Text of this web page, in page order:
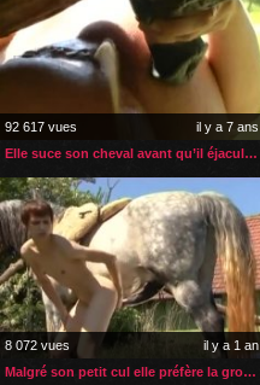
92 617 vues
il y a 7 ans
Elle suce son cheval avant qu’il éjacule dans son cul
8 072 vues
il y a 1 an
Malgré son petit cul elle préfère la grosse bite de son cheval